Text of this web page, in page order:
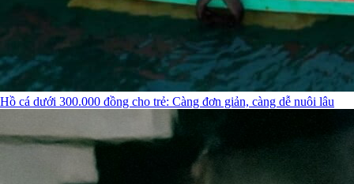
Hồ cá dưới 300.000 đồng cho trẻ: Càng đơn giản, càng dễ nuôi lâu